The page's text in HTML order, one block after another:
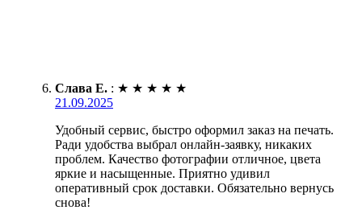
Слава Е. : ★ ★ ★ ★ ★
21.09.2025
Удобный сервис, быстро оформил заказ на печать.
Ради удобства выбрал онлайн-заявку, никаких
проблем. Качество фотографии отличное, цвета
яркие и насыщенные. Приятно удивил
оперативный срок доставки. Обязательно вернусь
снова!